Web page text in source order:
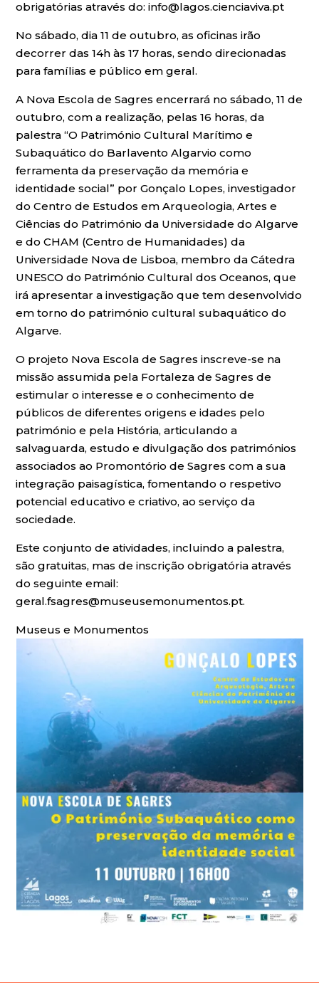
obrigatórias através do: info@lagos.cienciaviva.pt
No sábado, dia 11 de outubro, as oficinas irão
decorrer das 14h às 17 horas, sendo direcionadas
para famílias e público em geral.
A Nova Escola de Sagres encerrará no sábado, 11 de
outubro, com a realização, pelas 16 horas, da
palestra “O Património Cultural Marítimo e
Subaquático do Barlavento Algarvio como
ferramenta da preservação da memória e
identidade social” por Gonçalo Lopes, investigador
do Centro de Estudos em Arqueologia, Artes e
Ciências do Património da Universidade do Algarve
e do CHAM (Centro de Humanidades) da
Universidade Nova de Lisboa, membro da Cátedra
UNESCO do Património Cultural dos Oceanos, que
irá apresentar a investigação que tem desenvolvido
em torno do património cultural subaquático do
Algarve.
O projeto Nova Escola de Sagres inscreve-se na
missão assumida pela Fortaleza de Sagres de
estimular o interesse e o conhecimento de
públicos de diferentes origens e idades pelo
património e pela História, articulando a
salvaguarda, estudo e divulgação dos patrimónios
associados ao Promontório de Sagres com a sua
integração paisagística, fomentando o respetivo
potencial educativo e criativo, ao serviço da
sociedade.
Este conjunto de atividades, incluindo a palestra,
são gratuitas, mas de inscrição obrigatória através
do seguinte email:
geral.fsagres@museusemonumentos.pt.
Museus e Monumentos